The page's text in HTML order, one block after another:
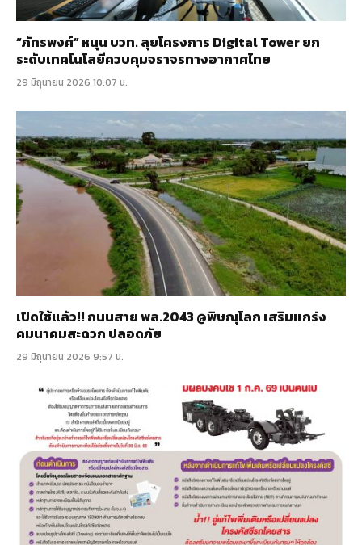
“ภัทรพงศ์” หนุน บวท. ลุยโครงการ Digital Tower ยก
ระดับเทคโนโลยีควบคุมจราจรทางอากาศไทย
29 มิถุนายน 2026 10:07 น.
เปิดใช้แล้ว!! ถนนสาย พล.2043 @พิษณุโลก เสริมแกร่ง
คมนาคมสะดวก ปลอดภัย
29 มิถุนายน 2026 9:57 น.